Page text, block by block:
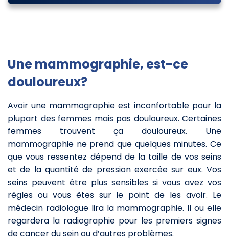
Une mammographie, est-ce
douloureux?
Avoir une mammographie est inconfortable pour la
plupart des femmes mais pas douloureux. Certaines
femmes trouvent ça douloureux. Une
mammographie ne prend que quelques minutes. Ce
que vous ressentez dépend de la taille de vos seins
et de la quantité de pression exercée sur eux. Vos
seins peuvent être plus sensibles si vous avez vos
règles ou vous êtes sur le point de les avoir. Le
médecin radiologue lira la mammographie. Il ou elle
regardera la radiographie pour les premiers signes
de cancer du sein ou d’autres problèmes.